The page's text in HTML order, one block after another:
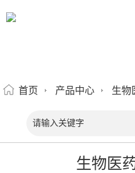
首页 产品中心 生物
生物医